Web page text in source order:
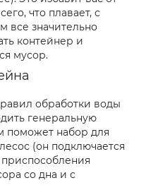
что плавает, с
все значительно
контейнер и
мусор.
обработки воды
генеральную
поможет набор для
(он подключается
приспособления
со дна и с